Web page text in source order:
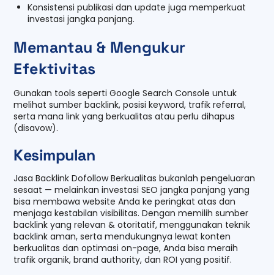
Konsistensi publikasi dan update juga memperkuat
investasi jangka panjang.
Memantau & Mengukur
Efektivitas
Gunakan tools seperti Google Search Console untuk
melihat sumber backlink, posisi keyword, trafik referral,
serta mana link yang berkualitas atau perlu dihapus
(disavow).
Kesimpulan
Jasa Backlink Dofollow Berkualitas bukanlah pengeluaran
sesaat — melainkan investasi SEO jangka panjang yang
bisa membawa website Anda ke peringkat atas dan
menjaga kestabilan visibilitas. Dengan memilih sumber
backlink yang relevan & otoritatif, menggunakan teknik
backlink aman, serta mendukungnya lewat konten
berkualitas dan optimasi on-page, Anda bisa meraih
trafik organik, brand authority, dan ROI yang positif.